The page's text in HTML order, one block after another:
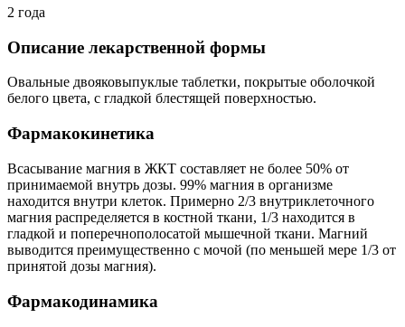
2 года
Описание лекарственной формы
Овальные двояковыпуклые таблетки, покрытые оболочкой
белого цвета, с гладкой блестящей поверхностью.
Фармакокинетика
Всасывание магния в ЖКТ составляет не более 50% от
принимаемой внутрь дозы. 99% магния в организме
находится внутри клеток. Примерно 2/3 внутриклеточного
магния распределяется в костной ткани, 1/3 находится в
гладкой и поперечнополосатой мышечной ткани. Магний
выводится преимущественно с мочой (по меньшей мере 1/3 от
принятой дозы магния).
Фармакодинамика